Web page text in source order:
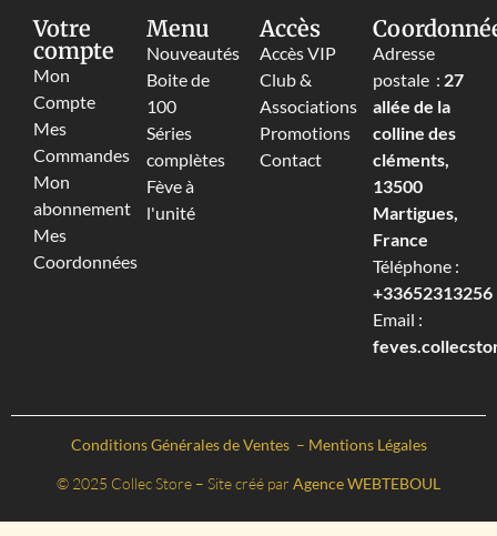
Votre
compte
Mon
Compte
Mes
Commandes
Mon
abonnement
Mes
Coordonnées
Menu
Nouveautés
Boite de
100
Séries
complètes
Fève à
l'unité
Accès
Accès VIP
Club &
Associations
Promotions
Contact
Adresse
postale : 27
allée de la
colline des
cléments,
13500
Martigues,
France
Téléphone :
+33652313256‬
Email :
Conditions Générales de Ventes – Mentions Légales
© 2025 Collec Store – Site créé par Agence WEBTEBOUL